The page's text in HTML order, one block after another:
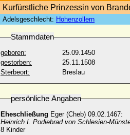
Kurfürstliche Prinzessin von
Adelsgeschlecht: Hohenzollern
Stammdaten
geboren:
25.09.1450
gestorben:
25.11.1508
Sterbeort:
Breslau
persönliche Angaben
Eheschließung Eger (Cheb) 09.02.1467:
Heinrich I. Podiebrad von Schlesien-
8 Kinder